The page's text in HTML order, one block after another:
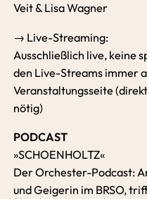
Veit & Lisa Wagner
→ Live-Streaming:
Ausschließlich live, keine
den Live-Streams immer
Veranstaltungsseite
nötig)
PODCAST
»SCHOENHOLTZ«
Der Orchester-Podcast:
und Geigerin im BRSO,